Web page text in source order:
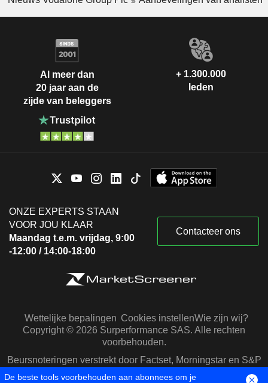
Al meer dan
20 jaar aan de
zijde van beleggers
+ 1.300.000
leden
ONZE EXPERTS STAAN
VOOR JOU KLAAR
Maandag t.e.m. vrijdag, 9:00
-12:00 / 14:00-18:00
Contacteer ons
Wettelijke bepalingen Cookies instellenWie zijn wij?
Copyright © 2026 Surperformance SAS. Alle rechten
voorbehouden.
Beursnoteringen verstrekt door Factset, Morningstar en S&P
Capital IQ
De beste tools voorbehouden aan abonnees om je